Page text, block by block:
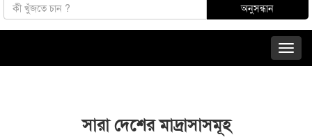
সারা দেশের মাদ্রাসাসমূহ